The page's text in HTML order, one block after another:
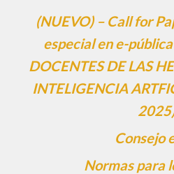
(NUEVO) – Call for
especial en e-
DOCENTES DE LAS
INTELIGENCIA
Consejo
Normas para